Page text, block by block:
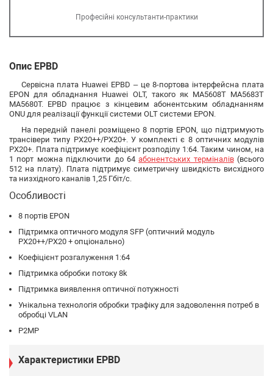
Професійні консультанти-практики
Опис EPBD
Сервісна плата Huawei EPBD – це 8-портова інтерфейсна плата
EPON для обладнання Huawei OLT, такого як MA5608T MA5683T
MA5680T. EPBD працює з кінцевим абонентським обладнанням
ONU для реалізації функції системи OLT системи EPON.
На передній панелі розміщено 8 портів EPON, що підтримують
трансівери типу PX20++/PX20+. У комплекті є 8 оптичних модулів
PX20+. Плата підтримує коефіцієнт розподілу 1:64. Таким чином, на
1 порт можна підключити до 64абонентських терміналів(всього
512 на плату). Плата підтримує симетричну швидкість висхідного
та низхідного каналів 1,25 Гбіт/с.
Особливості
8 портів EPON
Підтримка оптичного модуля SFP (оптичний модуль
PX20++/PX20 + опціонально)
Коефіцієнт розгалуження 1:64
Підтримка обробки потоку 8k
Підтримка виявлення оптичної потужності
Унікальна технологія обробки трафіку для задоволення потреб в
обробці VLAN
P2MP
Характеристики EPBD